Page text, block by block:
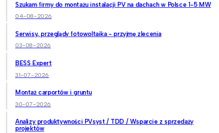
Szukam firmy do montażu instalacji PV na dachach w Polsce 1-5 MW
04-08-2026
Serwisy, przeglądy fotowoltaika - przyjmę zlecenia
03-08-2026
BESS Expert
31-07-2026
Montaż carportów i gruntu
30-07-2026
Analizy produktywności PVsyst / TDD / Wsparcie z sprzedaży
projektów